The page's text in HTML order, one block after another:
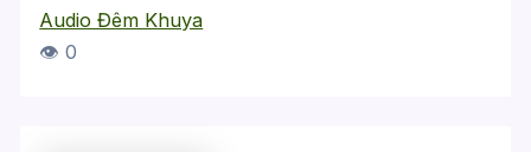
Audio Đêm Khuya
👁 0